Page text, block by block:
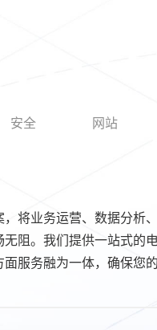
安全 网站
将业务运营、数据分析
无阻。我们提供一站式的
服务融为一体，确保您